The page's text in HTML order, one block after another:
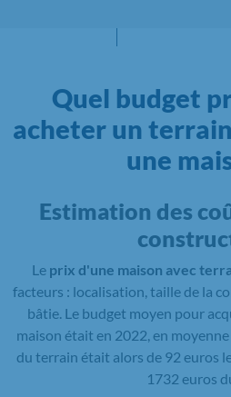
Quel budget
acheter un
une
Estimation des
Le prix d'une maison avec
facteurs : localisation, taille de la
bâtie. Le budget moyen pour
maison était en 2022, en
du terrain était alors de 92 euros
1732 euros